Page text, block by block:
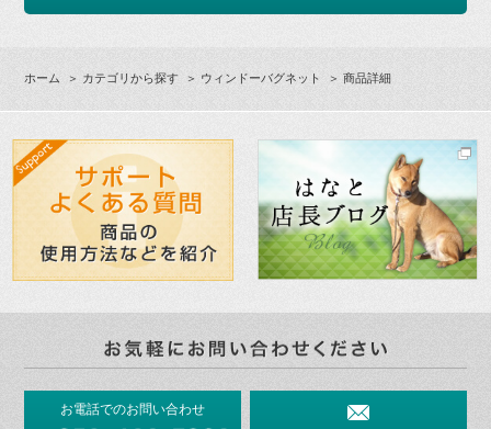
ホーム ＞ カテゴリから探す ＞ ウィンドーバグネット ＞ 商品詳細
お電話でのお問い合わせ